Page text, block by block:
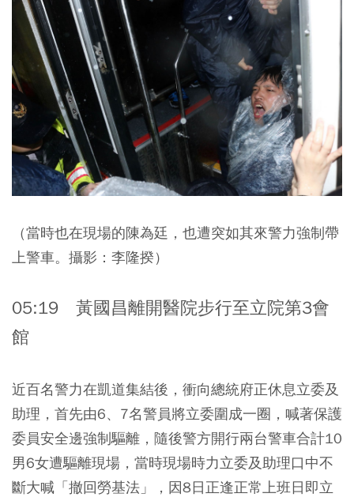
（當時也在現場的陳為廷，也遭突如其來警力強制帶
上警車。攝影：李隆揆）
05:19 黃國昌離開醫院步行至立院第3會
館
近百名警力在凱道集結後，衝向總統府正休息立委及
助理，首先由6、7名警員將立委圍成一圈，喊著保護
委員安全邊強制驅離，隨後警方開行兩台警車合計10
男6女遭驅離現場，當時現場時力立委及助理口中不
斷大喊「撤回勞基法」，因8日正逢正常上班日即立